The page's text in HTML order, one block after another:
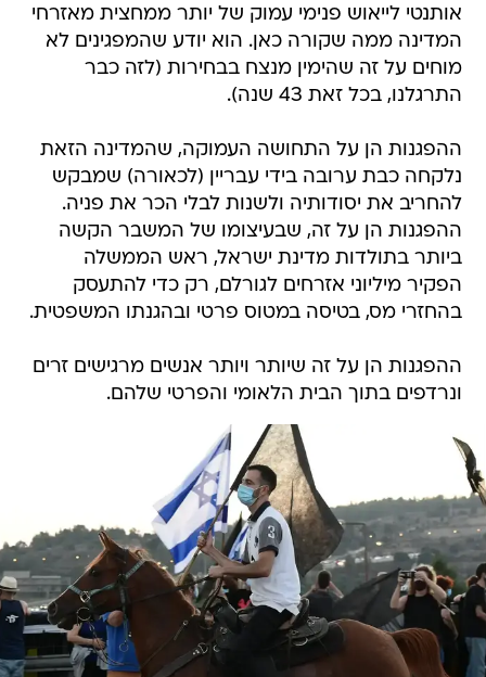
אותנטי לייאוש פנימי עמוק של יותר ממחצית מאזרחי
המדינה ממה שקורה כאן. הוא יודע שהמפגינים לא
מוחים על זה שהימין מנצח בבחירות (לזה כבר
התרגלנו, בכל זאת 43 שנה).
ההפגנות הן על התחושה העמוקה, שהמדינה הזאת
נלקחה כבת ערובה בידי עבריין (לכאורה) שמבקש
להחריב את יסודותיה ולשנות לבלי הכר את פניה.
ההפגנות הן על זה, שבעיצומו של המשבר הקשה
ביותר בתולדות מדינת ישראל, ראש הממשלה
הפקיר מיליוני אזרחים לגורלם, רק כדי להתעסק
בהחזרי מס, בטיסה במטוס פרטי ובהגנתו המשפטית.
ההפגנות הן על זה שיותר ויותר אנשים מרגישים זרים
ונרדפים בתוך הבית הלאומי והפרטי שלהם.